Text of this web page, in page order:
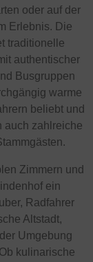
oder auf der
Erlebnis. Die
traditionelle
authentischer
Busgruppen
warme
beliebt und
auch zahlreiche
Zimmern und
ein
Radfahrer
Altstadt,
Umgebung
kulinarische